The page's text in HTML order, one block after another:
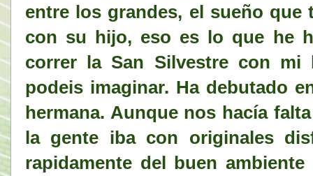
entre los grandes, el sueño
con su hijo, eso es lo que he
correr la San Silvestre con
podeis imaginar. Ha debutado
hermana. Aunque nos hacía
la gente iba con originales
rapidamente del buen